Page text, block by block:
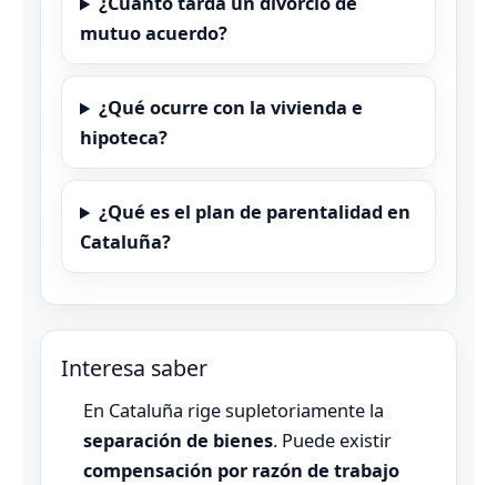
mutuo acuerdo?
¿Qué ocurre con la vivienda e
hipoteca?
¿Qué es el plan de parentalidad en
Cataluña?
Interesa saber
En Cataluña rige supletoriamente la
separación de bienes. Puede existir
compensación por razón de trabajo